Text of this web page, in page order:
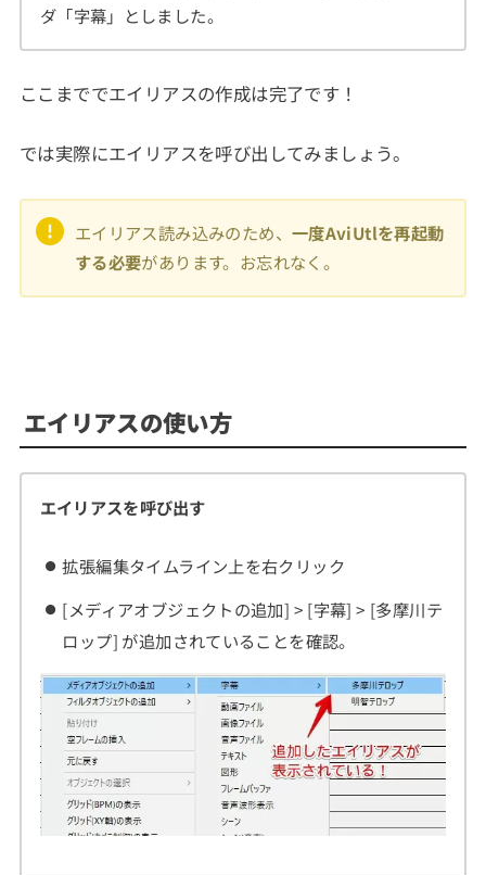
ダ「字幕」としました。
ここまででエイリアスの作成は完了です！
では実際にエイリアスを呼び出してみましょう。
エイリアス読み込みのため、 一度AviUtlを再起動
する必要があります。お忘れなく。
エイリアスの使い方
エイリアスを呼び出す
拡張編集タイムライン上を右クリック
[メディアオブジェクトの追加] > [字幕] > [多摩川テ
ロップ] が追加されていることを確認。